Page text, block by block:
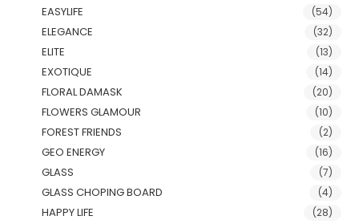
EASYLIFE (54)
ELEGANCE (32)
ELITE (13)
EXOTIQUE (14)
FLORAL DAMASK (20)
FLOWERS GLAMOUR (10)
FOREST FRIENDS (2)
GEO ENERGY (16)
GLASS (7)
GLASS CHOPING BOARD (4)
HAPPY LIFE (28)